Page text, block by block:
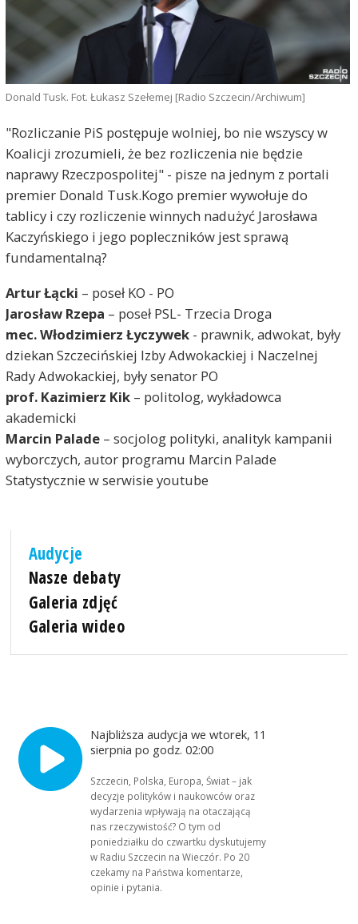
Donald Tusk. Fot. Łukasz Szełemej [Radio Szczecin/Archiwum]
"Rozliczanie PiS postępuje wolniej, bo nie wszyscy w
Koalicji zrozumieli, że bez rozliczenia nie będzie
naprawy Rzeczpospolitej" - pisze na jednym z portali
premier Donald Tusk.Kogo premier wywołuje do
tablicy i czy rozliczenie winnych nadużyć Jarosława
Kaczyńskiego i jego popleczników jest sprawą
fundamentalną?
Artur Łącki – poseł KO - PO
Jarosław Rzepa – poseł PSL- Trzecia Droga
mec. Włodzimierz Łyczywek- prawnik, adwokat, były
dziekan Szczecińskiej Izby Adwokackiej i Naczelnej
Rady Adwokackiej, były senator PO
prof. Kazimierz Kik– politolog, wykładowca
akademicki
Marcin Palade– socjolog polityki, analityk kampanii
wyborczych, autor programu Marcin Palade
Statystycznie w serwisie youtube
Audycje
Nasze debaty
Galeria zdjęć
Galeria wideo
Najbliższa audycja we wtorek, 11
sierpnia po godz. 02:00
Szczecin, Polska, Europa, Świat – jak
decyzje polityków i naukowców oraz
wydarzenia wpływają na otaczającą
nas rzeczywistość? O tym od
poniedziałku do czwartku dyskutujemy
w Radiu Szczecin na Wieczór. Po 20
czekamy na Państwa komentarze,
opinie i pytania.